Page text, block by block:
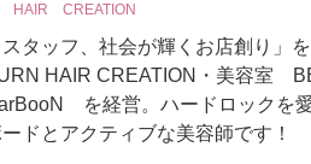
HAIR CREATION
スタッフ、社会が輝くお店
HAIR CREATION・美容室
を経営。ハードロックを
ドとアクティブな美容師です！